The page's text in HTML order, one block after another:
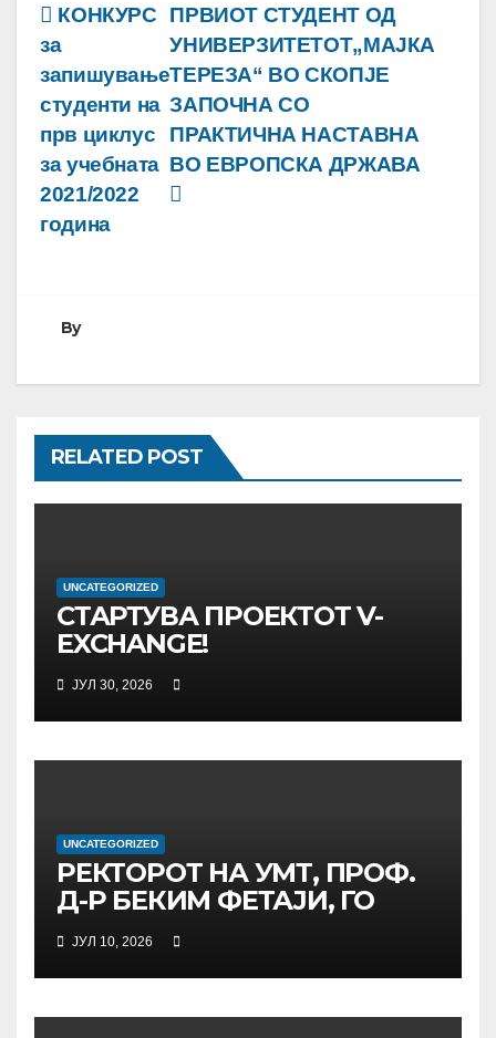
Навигација
на
напис
ПРВИОТ СТУДЕНТ ОД
УНИВЕРЗИТЕТОТ„МАЈКА
ТЕРЕЗА“ ВО СКОПЈЕ
ЗАПОЧНА СО
ПРАКТИЧНА НАСТАВНА
ВО ЕВРОПСКА ДРЖАВА
КОНКУРС
за
запишување
студенти на
прв циклус
за учебната
2021/2022
година
By
RELATED POST
UNCATEGORIZED
СТАРТУВА ПРОЕКТОТ V-
EXCHANGE!
УНИВЕРЗИТЕТОТ „МАЈКА
ТЕРЕЗА“ ВО СКОПЈЕ ЈА
ПРЕДВОДИ
МЕЃУНАРОДНАТА
ОБРАЗОВАНИЕ И
ГЛОБАЛНО ГРАЃАНСТВО
ЈУЛ 30, 2026
UNCATEGORIZED
РЕКТОРОТ НА УМТ, ПРОФ.
Д-Р БЕКИМ ФЕТАЈИ, ГО
ПРЕЧЕКА НА ОФИЦИЈАЛНА
СРЕДБА ГЕНЕРАЛНИОТ
ДИРЕКТОР НА АД МЕПСО,
Д-Р БУРИМ ЛАТИФИ
ЈУЛ 10, 2026